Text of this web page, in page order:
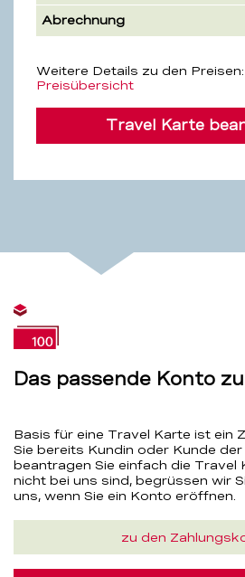
Abrechnung
Weitere Details zu den Preisen:
Preisübersicht(PDF,
Travel Karte
Das passende Konto
Basis für eine Travel Karte ist ein
Sie bereits Kundin oder Kunde der
beantragen Sie einfach die Travel
nicht bei uns sind, begrüssen wir
uns, wenn Sie ein Konto eröffnen.
zu den